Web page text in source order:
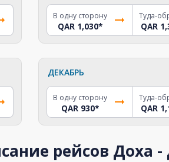
В одну сторону
QAR 1,030*
Туда-
QAR
ДЕКАБРЬ
В одну сторону
QAR 930*
Туда-
QAR
рейсов Доха